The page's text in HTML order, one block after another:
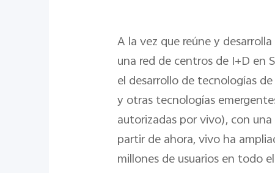
A la vez que reúne y
una red de centros de I+D en
el desarrollo de tecnologías
y otras tecnologías
autorizadas por vivo), con
partir de ahora, vivo ha
millones de usuarios en todo